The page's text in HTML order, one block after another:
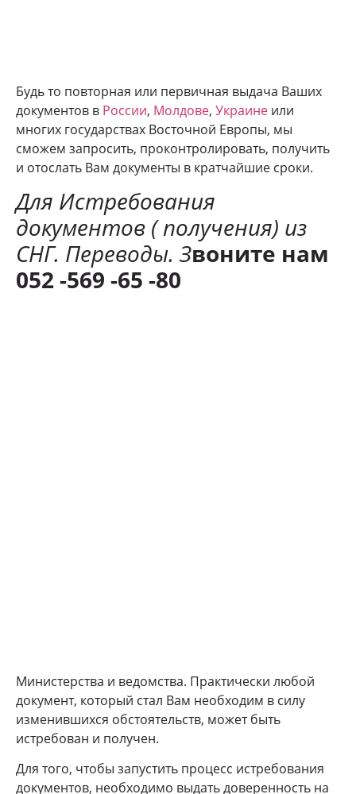
Будь то повторная или первичная выдача Ваших
документов в России, Молдове, Украине или
многих государствах Восточной Европы, мы
сможем запросить, проконтролировать, получить
и отослать Вам документы в кратчайшие сроки.
Для Истребования
документов ( получения) из
СНГ. Переводы. Звоните нам
052 -569 -65 -80
Министерства и ведомства. Практически любой
документ, который стал Вам необходим в силу
изменившихся обстоятельств, может быть
истребован и получен.
Для того, чтобы запустить процесс истребования
документов, необходимо выдать доверенность на